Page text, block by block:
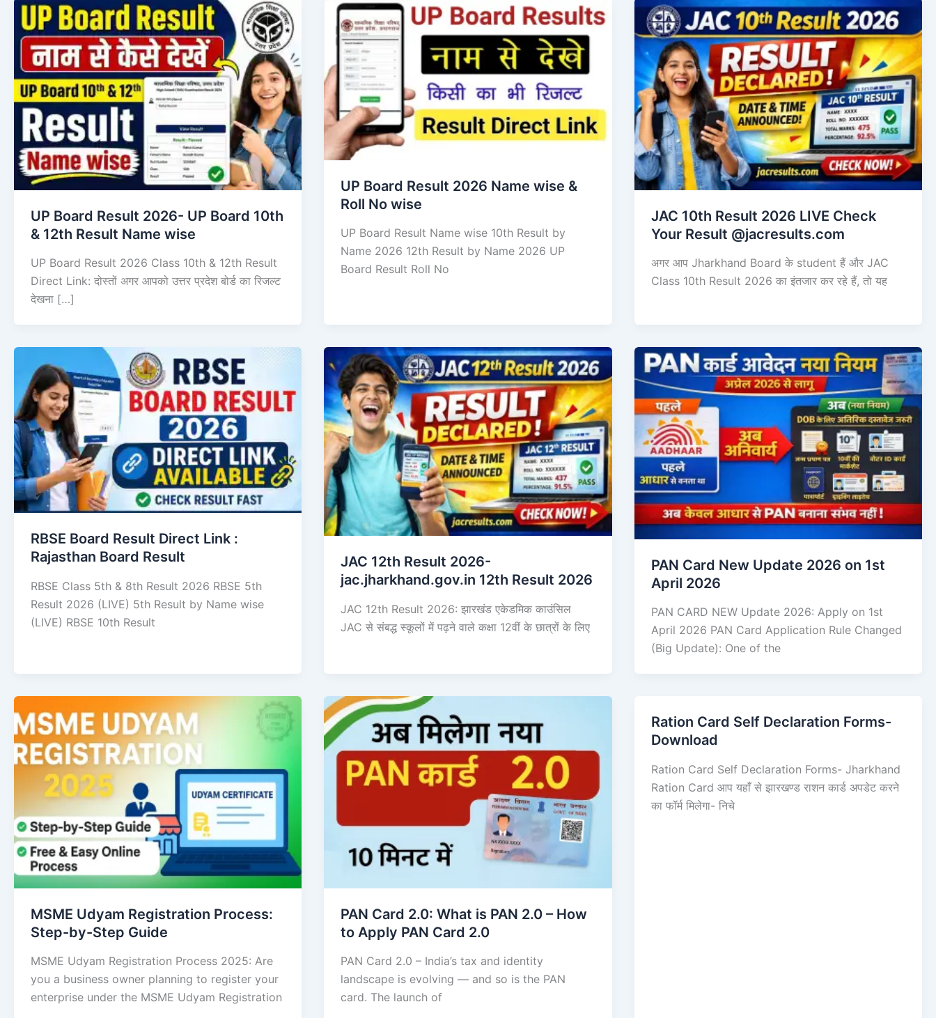
UP Board Result 2026- UP Board 10th
& 12th Result Name wise
UP Board Result 2026 Class 10th & 12th Result
Direct Link: दोस्तों अगर आपको उत्तर प्रदेश बोर्ड का रिजल्ट
देखना […]
UP Board Result 2026 Name wise &
Roll No wise
UP Board Result Name wise 10th Result by
Name 2026 12th Result by Name 2026 UP
Board Result Roll No
JAC 10th Result 2026 LIVE Check
Your Result @jacresults.com
अगर आप Jharkhand Board के student हैं और JAC
Class 10th Result 2026 का इंतजार कर रहे हैं, तो यह
RBSE Board Result Direct Link : ​
Rajasthan Board Result
RBSE Class 5th & 8th Result 2026 RBSE 5th
Result 2026 (LIVE) 5th Result by Name wise
(LIVE) RBSE 10th Result
JAC 12th Result 2026-
jac.jharkhand.gov.in 12th Result 2026
JAC 12th Result 2026: झारखंड एकेडमिक काउंसिल
JAC से संबद्ध स्कूलों में पढ़ने वाले कक्षा 12वीं के छात्रों के लिए
PAN Card New Update 2026 on 1st
April 2026
PAN CARD NEW Update 2026: Apply on 1st
April 2026 PAN Card Application Rule Changed
(Big Update): One of the
MSME Udyam Registration Process:
Step-by-Step Guide
MSME Udyam Registration Process 2025: Are
you a business owner planning to register your
enterprise under the MSME Udyam Registration
PAN Card 2.0: What is PAN 2.0 – How
to Apply PAN Card 2.0
PAN Card 2.0 – India’s tax and identity
landscape is evolving — and so is the PAN
card. The launch of
Ration Card Self Declaration Forms-
Download
Ration Card Self Declaration Forms- Jharkhand
Ration Card आप यहाँ से झारखण्ड राशन कार्ड अपडेट करने
का फॉर्म मिलेगा- निचे